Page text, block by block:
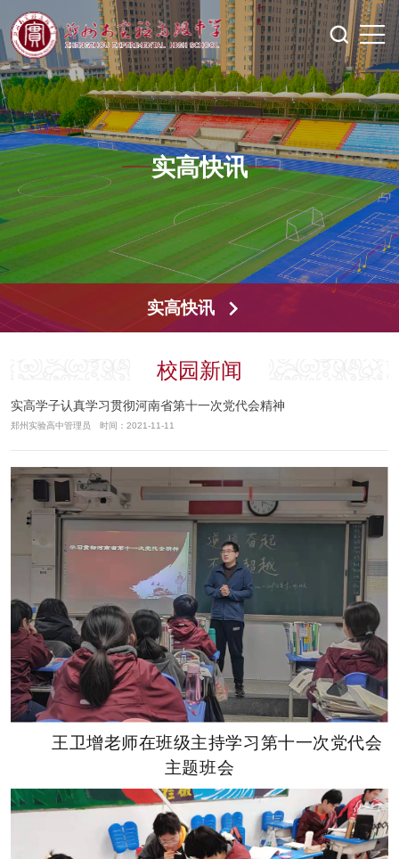
实高快讯
实高快讯
校园新闻
实高学子认真学习贯彻河南省第十一次党代会精神
郑州实验高中管理员 时间：2021-11-11
王卫增老师在班级主持学习第十一次党代会
主题班会